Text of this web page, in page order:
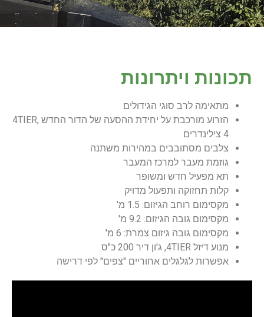
תכונות ויתרונות
מתאימה לרב סוגי הגידולים
הזרוע מורכבת על יחידת ההסעה של הדור החדש 4TIER,
4 צילינדרים
צלבים מסתובבים במהירות משתנה
גוזמת מעבר למרכז המעבר
תא מפעיל חדש ומשופר
קלות תחזוקה ותפעול מדויק
מקסימום רוחב הגיזום: 1.5 מ'
מקסימום גובה הגיזום: 9.2 מ'
מקסימום גובה גיזום צמרת: 6 מ'
מנוע דיזל 4TIER, ג'ון דיר 200 כ"ס
אפשרות לגלגלים אחוריים "צפים" לפי דרישה